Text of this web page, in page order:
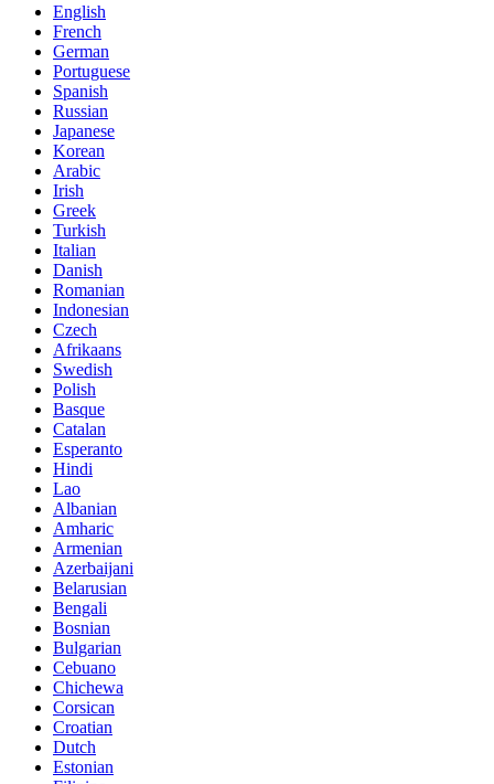
English
French
German
Portuguese
Spanish
Russian
Japanese
Korean
Arabic
Irish
Greek
Turkish
Italian
Danish
Romanian
Indonesian
Czech
Afrikaans
Swedish
Polish
Basque
Catalan
Esperanto
Hindi
Lao
Albanian
Amharic
Armenian
Azerbaijani
Belarusian
Bengali
Bosnian
Bulgarian
Cebuano
Chichewa
Corsican
Croatian
Dutch
Estonian